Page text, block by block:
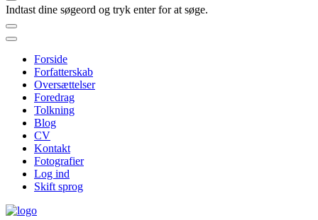
Indtast dine søgeord og tryk enter for at søge.
Forside
Forfatterskab
Oversættelser
Foredrag
Tolkning
Blog
CV
Kontakt
Fotografier
Log ind
Skift sprog